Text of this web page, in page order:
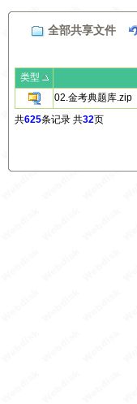
全部共享文件
类型
02.金考典题库.zip
共625条记录 共32页